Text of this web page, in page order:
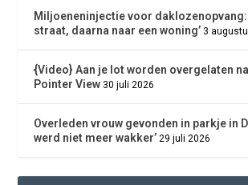
Miljoeneninjectie voor daklozenopvang:
straat, daarna naar een woning’ 3
{Video} Aan je lot worden overgelaten
Pointer View 30 juli 2026
Overleden vrouw gevonden in parkje in
werd niet meer wakker’ 29 juli 2026